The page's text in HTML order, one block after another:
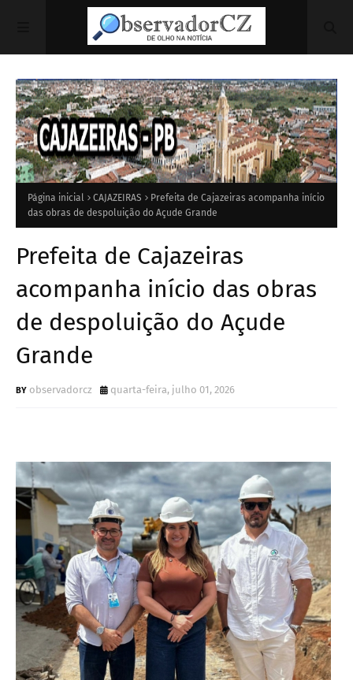
Página inicial CAJAZEIRAS
Prefeita de Cajazeiras acompanha início
das obras de despoluição do Açude Grande
Prefeita de Cajazeiras
acompanha início das obras
de despoluição do Açude
Grande
observadorcz quarta-feira, julho 01, 2026